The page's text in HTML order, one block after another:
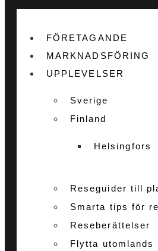
FÖRETAGANDE
MARKNADSFÖRING
UPPLEVELSER
Sverige
Finland
Helsingfors
Reseguider till
Smarta tips för
Reseberättelser
Flytta utomlands